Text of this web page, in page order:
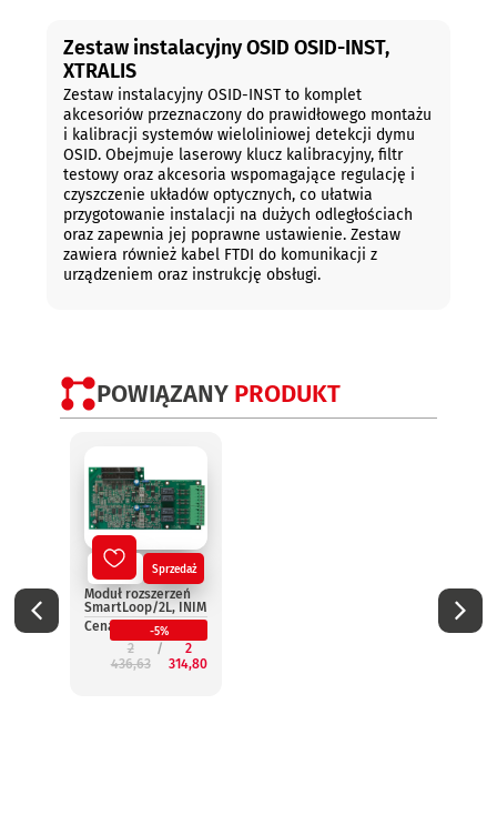
Zestaw instalacyjny OSID OSID-INST,
XTRALIS
Zestaw instalacyjny OSID-INST to komplet
akcesoriów przeznaczony do prawidłowego montażu
i kalibracji systemów wieloliniowej detekcji dymu
OSID. Obejmuje laserowy klucz kalibracyjny, filtr
testowy oraz akcesoria wspomagające regulację i
czyszczenie układów optycznych, co ułatwia
przygotowanie instalacji na dużych odległościach
oraz zapewnia jej poprawne ustawienie. Zestaw
zawiera również kabel FTDI do komunikacji z
urządzeniem oraz instrukcję obsługi.
POWIĄZANY PRODUKT
Nowy Sprzedaż
Moduł rozszerzeń
SmartLoop/2L, INIM
Cena:
-5%
2
436,63
2
314,80
INIM